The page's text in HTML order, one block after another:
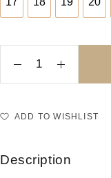
17 18 19 20
ADD TO WISHLIST
Description